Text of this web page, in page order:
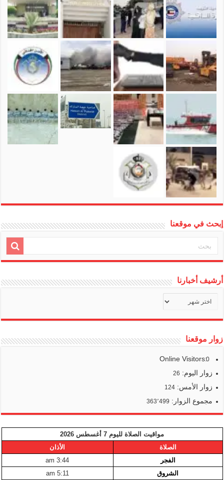
إبحث في موقعنا
أرشيف أخبارنا
أخبارنا
زوار موقعنا
Online Visitors:
0
زوار اليوم: 26
زوار الأمس:124
مجموع الزوار: 363٬499
مواقيت الصلاة لليوم 7 أغسطس 2026
الصلاة
الأذان
الفجر
3:44 am
الشروق
5:11 am